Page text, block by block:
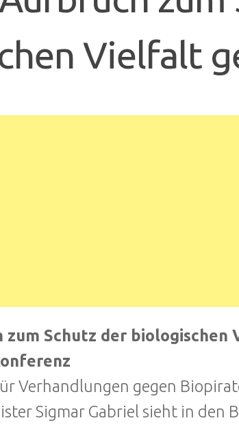
Vielfalt
zum Schutz der
Verhandlungen gegen
Sigmar Gabriel sieht in den